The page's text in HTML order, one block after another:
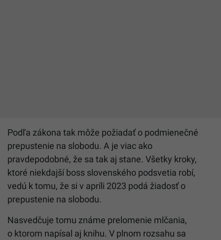
Podľa zákona tak môže požiadať o podmienečné
prepustenie na slobodu. A je viac ako
pravdepodobné, že sa tak aj stane. Všetky kroky,
ktoré niekdajší boss slovenského podsvetia robí,
vedú k tomu, že si v apríli 2023 podá žiadosť o
prepustenie na slobodu.
Nasvedčuje tomu známe prelomenie mlčania,
o ktorom napísal aj knihu. V plnom rozsahu sa